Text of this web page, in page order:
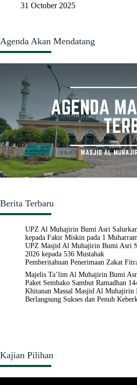
31 October 2025
Agenda Akan Mendatang
Berita Terbaru
UPZ Al Muhajirin Bumi Asri
kepada Fakir Miskin pada 1
UPZ Masjid Al Muhajirin Bumi Asri
2026 kepada 536 Mustahak
Pemberitahuan Penerimaan Zakat
Majelis Ta’lim Al Muhajirin Bumi
Paket Sembako Sambut Ramadhan
Khitanan Massal Masjid Al Muhajirin
Berlangsung Sukses dan Penuh
Kajian Pilihan